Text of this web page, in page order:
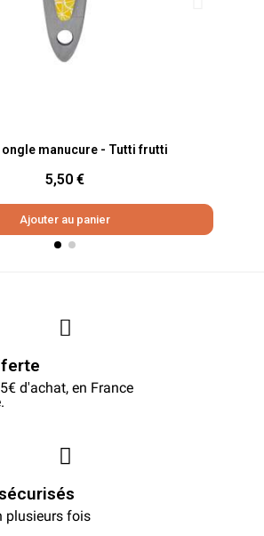
Aperçu rapide
ongle manucure - Tutti frutti
5,50 €
Ajouter au panier
d'achat, en France
plusieurs fois